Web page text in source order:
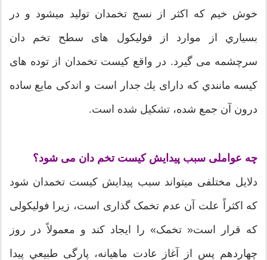
خوش خیم كه اکثر از نسج تخمدان تولید ميشود و در
بسياري از موارد از فولیكول های سطح تخم دان
سرچشمه می گیرد. در واقع كیست تخمدان از توده های
كیسه مانندي كه دارای یك جدار است و اندکی مایع ساده
درون آن جمع شده، تشكیل شده است.
چه عواملی سبب پیدایش كیست تخم دان می شود؟
دلایل مختلفی میتواند سبب پیدایش كیست تخمدان شود
كه اكثراً علت آن عدم تخمک گذاری است، زیرا فولیكولی
كه قرار است« تخمک» را ایجاد كند و معمولاً در روز
چهاردهم پس از آغاز عادت ماهیانه، پارگی طبيعي پیدا